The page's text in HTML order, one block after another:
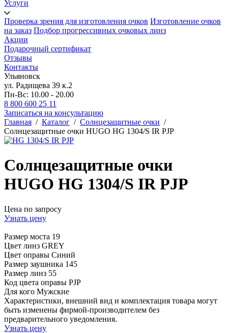
Услуги
Проверка зрения для изготовления очков Изготовление очков
на заказ Подбор прогрессивных очковых линз
Акции
Подарочный сертификат
Отзывы
Контакты
Ульяновск
ул. Радищева 39 к.2
Пн-Вс: 10.00 - 20.00
8 800 600 25 11
Записаться на консультацию
Главная / Каталог / Солнцезащитные очки /
Солнцезащитные очки HUGO HG 1304/S IR PJP
Солнцезащитные очки
HUGO HG 1304/S IR PJP
Цена по запросу
Узнать цену
Размер моста 19
Цвет линз GREY
Цвет оправы Синий
Размер заушника 145
Размер линз 55
Код цвета оправы PJP
Для кого Мужские
Характеристики, внешний вид и комплектация товара могут
быть изменены фирмой-производителем без
предварительного уведомления.
Узнать цену